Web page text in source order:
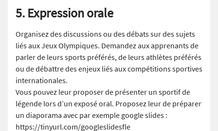
5. Expression orale
Organisez des discussions ou des débats sur des sujets
liés aux Jeux Olympiques. Demandez aux apprenants de
parler de leurs sports préférés, de leurs athlètes préférés
ou de débattre des enjeux liés aux compétitions sportives
internationales.
Vous pouvez leur proposer de présenter un sportif de
légende lors d’un exposé oral. Proposez leur de préparer
un diaporama avec par exemple google slides :
https://tinyurl.com/googleslidesfle